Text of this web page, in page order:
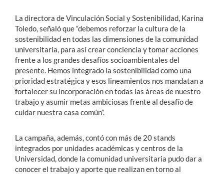
La directora de Vinculación Social y Sostenibilidad, Karina
Toledo, señaló que “debemos reforzar la cultura de la
sostenibilidad en todas las dimensiones de la comunidad
universitaria, para así crear conciencia y tomar acciones
frente a los grandes desafíos socioambientales del
presente. Hemos integrado la sostenibilidad como una
prioridad estratégica y esos lineamientos nos mandatan a
fortalecer su incorporación en todas las áreas de nuestro
trabajo y asumir metas ambiciosas frente al desafío de
cuidar nuestra casa común”.
La campaña, además, contó con más de 20 stands
integrados por unidades académicas y centros de la
Universidad, donde la comunidad universitaria pudo dar a
conocer el trabajo y aporte que realizan en torno al